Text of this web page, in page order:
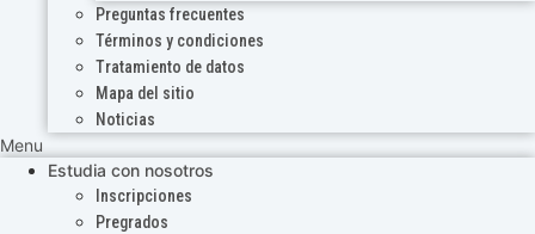
Preguntas frecuentes
Términos y condiciones
Tratamiento de datos
Mapa del sitio
Noticias
Menu
Estudia con nosotros
Inscripciones
Pregrados